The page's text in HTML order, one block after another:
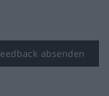
absenden